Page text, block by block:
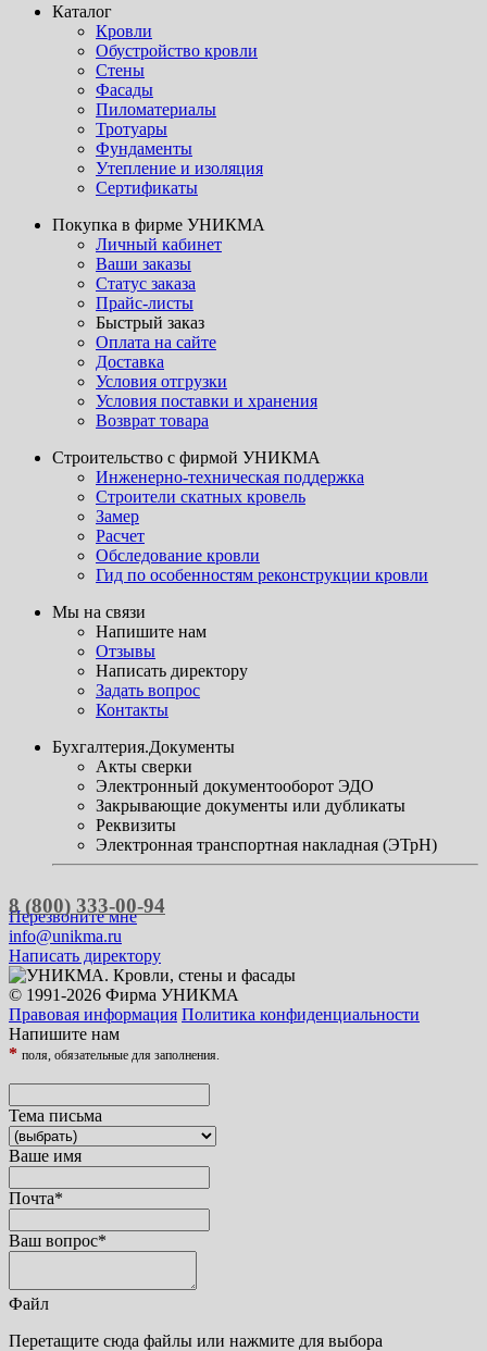
Каталог
Кровли
Обустройство кровли
Стены
Фасады
Пиломатериалы
Тротуары
Фундаменты
Утепление и изоляция
Сертификаты
Покупка в фирме УНИКМА
Личный кабинет
Ваши заказы
Статус заказа
Прайс-листы
Быстрый заказ
Оплата на сайте
Доставка
Условия отгрузки
Условия поставки и хранения
Возврат товара
Строительство с фирмой УНИКМА
Инженерно-техническая поддержка
Строители скатных кровель
Замер
Расчет
Обследование кровли
Гид по особенностям реконструкции кровли
Мы на связи
Напишите нам
Отзывы
Написать директору
Задать вопрос
Контакты
Бухгалтерия.Документы
Акты сверки
Электронный документооборот ЭДО
Закрывающие документы или дубликаты
Реквизиты
Электронная транспортная накладная (ЭТрН)
8 (800) 333-00-94
Перезвоните мне
info@unikma.ru
Написать директору
© 1991-2026 Фирма УНИКМА
Правовая информация Политика конфиденциальности
Напишите нам
* поля, обязательные для заполнения.
Тема письма
Ваше имя
Почта*
Ваш вопрос*
Файл
Перетащите сюда файлы или нажмите для выбора